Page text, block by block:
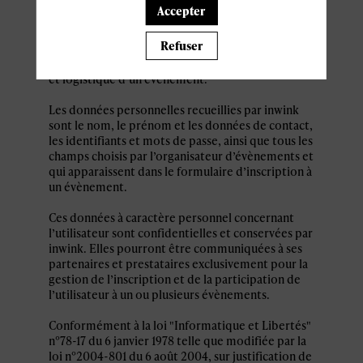
inwink est nécessaire pour permettre à
l’utilisateur de s’inscrire à un évènement,
d’accéder au site d’un évènement, et de consulter
les informations relatives à l’organisation pratique
et logistique d’un évènement.
Les données personnelles recueillies par inwink
sont le nom, le prénom et les données de contact,
les identifiants et mots de passe, ainsi que tous les
champs choisis par l’organisateur d’évènements et
qui apparaissent dans le formulaire d’inscription à
un évènement.
Ces données à caractère personnel concernant
l’utilisateur sont confidentielles et conservées par
inwink. Elles pourront être communiquées à ses
partenaires et prestataires exclusivement pour la
gestion de l’inscription et de la participation de
l’utilisateur à un ou plusieurs évènements.
Conformément à la loi "Informatique et Libertés"
n°78-17 du 6 janvier 1978 telle que modifiée par la
loi n°2004-801 du 6 août 2004, sur justification de
Accepter
Refuser